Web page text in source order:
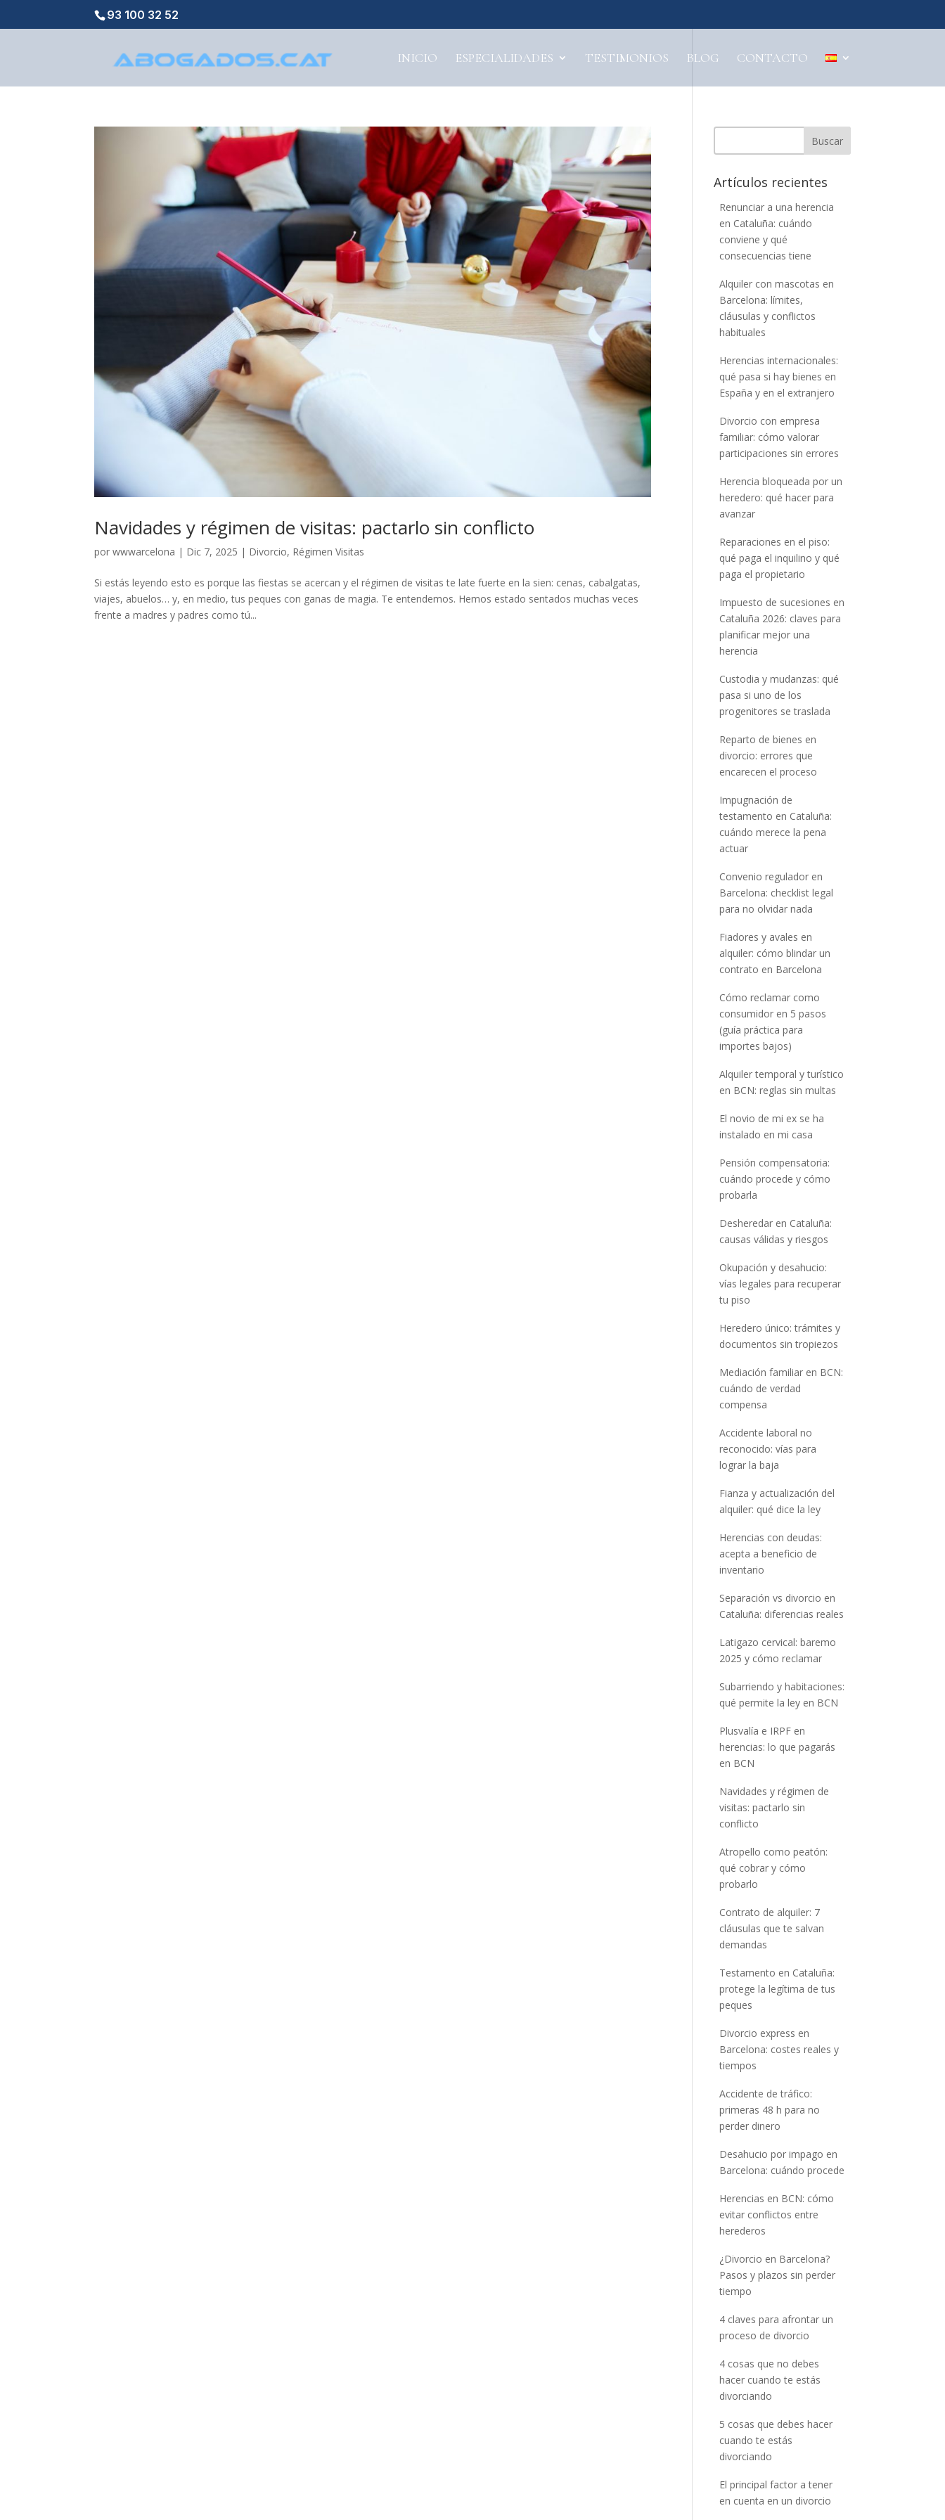
93 100 32 52
INICIO ESPECIALIDADES TESTIMONIOS BLOG CONTACTO
Navidades y régimen de visitas: pactarlo sin conflicto
porwwwarcelona | Dic 7, 2025 | Divorcio, Régimen Visitas
Si estás leyendo esto es porque las fiestas se acercan y el régimen de visitas te late fuerte en la sien: cenas, cabalgatas,
viajes, abuelos… y, en medio, tus peques con ganas de magia. Te entendemos. Hemos estado sentados muchas veces
frente a madres y padres como tú...
Buscar
Artículos recientes
Renunciar a una herencia
en Cataluña: cuándo
conviene y qué
consecuencias tiene
Alquiler con mascotas en
Barcelona: límites,
cláusulas y conflictos
habituales
Herencias internacionales:
qué pasa si hay bienes en
España y en el extranjero
Divorcio con empresa
familiar: cómo valorar
participaciones sin errores
Herencia bloqueada por un
heredero: qué hacer para
avanzar
Reparaciones en el piso:
qué paga el inquilino y qué
paga el propietario
Impuesto de sucesiones en
Cataluña 2026: claves para
planificar mejor una
herencia
Custodia y mudanzas: qué
pasa si uno de los
progenitores se traslada
Reparto de bienes en
divorcio: errores que
encarecen el proceso
Impugnación de
testamento en Cataluña:
cuándo merece la pena
actuar
Convenio regulador en
Barcelona: checklist legal
para no olvidar nada
Fiadores y avales en
alquiler: cómo blindar un
contrato en Barcelona
Cómo reclamar como
consumidor en 5 pasos
(guía práctica para
importes bajos)
Alquiler temporal y turístico
en BCN: reglas sin multas
El novio de mi ex se ha
instalado en mi casa
Pensión compensatoria:
cuándo procede y cómo
probarla
Desheredar en Cataluña:
causas válidas y riesgos
Okupación y desahucio:
vías legales para recuperar
tu piso
Heredero único: trámites y
documentos sin tropiezos
Mediación familiar en BCN:
cuándo de verdad
compensa
Accidente laboral no
reconocido: vías para
lograr la baja
Fianza y actualización del
alquiler: qué dice la ley
Herencias con deudas:
acepta a beneficio de
inventario
Separación vs divorcio en
Cataluña: diferencias reales
Latigazo cervical: baremo
2025 y cómo reclamar
Subarriendo y habitaciones:
qué permite la ley en BCN
Plusvalía e IRPF en
herencias: lo que pagarás
en BCN
Navidades y régimen de
visitas: pactarlo sin
conflicto
Atropello como peatón:
qué cobrar y cómo
probarlo
Contrato de alquiler: 7
cláusulas que te salvan
demandas
Testamento en Cataluña:
protege la legítima de tus
peques
Divorcio express en
Barcelona: costes reales y
tiempos
Accidente de tráfico:
primeras 48 h para no
perder dinero
Desahucio por impago en
Barcelona: cuándo procede
Herencias en BCN: cómo
evitar conflictos entre
herederos
¿Divorcio en Barcelona?
Pasos y plazos sin perder
tiempo
4 claves para afrontar un
proceso de divorcio
4 cosas que no debes
hacer cuando te estás
divorciando
5 cosas que debes hacer
cuando te estás
divorciando
El principal factor a tener
en cuenta en un divorcio